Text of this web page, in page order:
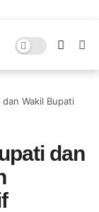
Wakil Bupati
dan